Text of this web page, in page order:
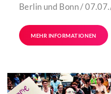
Berlin und Bonn /
MEHR INFORMATIONEN